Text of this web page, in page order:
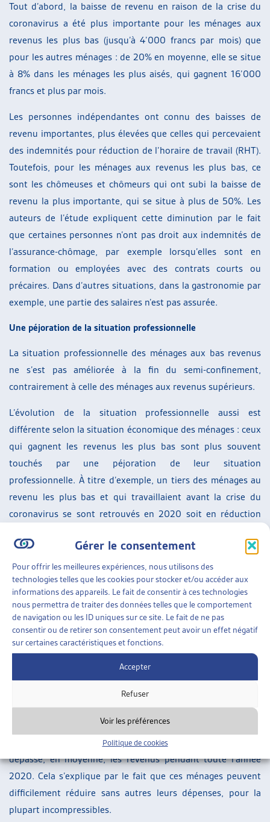
Gérer le consentement
Pour offrir les meilleures expériences, nous utilisons des
technologies telles que les cookies pour stocker et/ou accéder aux
informations des appareils. Le fait de consentir à ces technologies
nous permettra de traiter des données telles que le comportement
de navigation ou les ID uniques sur ce site. Le fait de ne pas
consentir ou de retirer son consentement peut avoir un effet négatif
sur certaines caractéristiques et fonctions.
Accepter
Refuser
Voir les préférences
Politique de cookies
Tout d’abord, la baisse de revenu en raison de la crise du
coronavirus a été plus importante pour les ménages aux
revenus les plus bas (jusqu’à 4’000 francs par mois) que
pour les autres ménages : de 20% en moyenne, elle se situe
à 8% dans les ménages les plus aisés, qui gagnent 16’000
francs et plus par mois.
Les personnes indépendantes ont connu des baisses de
revenu importantes, plus élevées que celles qui percevaient
des indemnités pour réduction de l’horaire de travail (RHT).
Toutefois, pour les ménages aux revenus les plus bas, ce
sont les chômeuses et chômeurs qui ont subi la baisse de
revenu la plus importante, qui se situe à plus de 50%. Les
auteurs de l’étude expliquent cette diminution par le fait
que certaines personnes n’ont pas droit aux indemnités de
l’assurance-chômage, par exemple lorsqu’elles sont en
formation ou employées avec des contrats courts ou
précaires. Dans d’autres situations, dans la gastronomie par
exemple, une partie des salaires n’est pas assurée.
Une péjoration de la situation professionnelle
La situation professionnelle des ménages aux bas revenus
ne s’est pas améliorée à la fin du semi-confinement,
contrairement à celle des ménages aux revenus supérieurs.
L’évolution de la situation professionnelle aussi est
différente selon la situation économique des ménages : ceux
qui gagnent les revenus les plus bas sont plus souvent
touchés par une péjoration de leur situation
professionnelle. À titre d’exemple, un tiers des ménages au
revenu les plus bas et qui travaillaient avant la crise du
coronavirus se sont retrouvés en 2020 soit en réduction
de revenu de 16’000 et plus, ils sont un sixième à se
retrouver dans cette situation.
Des dépenses incompressibles qui dépassent les revenus
L’étude du KOF se penche aussi sur l’évolution des dépenses
des ménages. Tout d’abord, 50% des ménages indiquent
n’avoir pas moins dépensé que d’habitude. Cela n’empêche
pas une disparité dans les comportements des différents
ménages : les ménages aux revenus les plus bas ont
dépensé en moyenne 12% de moins et ceux aux revenus les
plus haut 16% de moins.
Pour les ménages les plus défavorisés, les dépenses ont
dépassé, en moyenne, les revenus pendant toute l’année
2020. Cela s’explique par le fait que ces ménages peuvent
difficilement réduire sans autres leurs dépenses, pour la
plupart incompressibles.